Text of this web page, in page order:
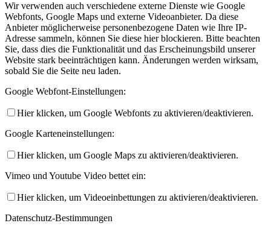
Wir verwenden auch verschiedene externe Dienste wie Google
Webfonts, Google Maps und externe Videoanbieter. Da diese
Anbieter möglicherweise personenbezogene Daten wie Ihre IP-
Adresse sammeln, können Sie diese hier blockieren. Bitte beachten
Sie, dass dies die Funktionalität und das Erscheinungsbild unserer
Website stark beeinträchtigen kann. Änderungen werden wirksam,
sobald Sie die Seite neu laden.
Google Webfont-Einstellungen:
Hier klicken, um Google Webfonts zu aktivieren/deaktivieren.
Google Karteneinstellungen:
Hier klicken, um Google Maps zu aktivieren/deaktivieren.
Vimeo und Youtube Video bettet ein:
Hier klicken, um Videoeinbettungen zu aktivieren/deaktivieren.
Datenschutz-Bestimmungen